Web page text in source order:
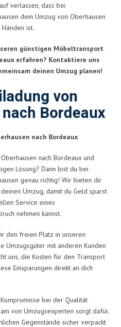
verlassen, dass bei
dein Umzug von Oberhausen
ist.
günstigen Möbeltransport
erfahren? Kontaktiere uns
deinen Umzug planen!
von
Bordeaux
nach Bordeaux
nach Bordeaux und
Lösung? Dann bist du bei
genau richtig! Wir bieten dir
Umzug, damit du Geld sparst
Service eines
nehmen kannst.
den freien Platz in unseren
Umzugsgüter mit anderen Kunden
uns, die Kosten für den Transport
Einsparungen direkt an dich
bei der Qualität
von Umzugsexperten sorgt dafür,
Gegenstände sicher verpackt